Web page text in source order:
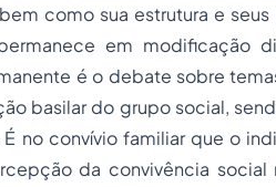
como sua estrutura e
em modificação
é o debate sobre
basilar do grupo social,
no convívio familiar que o
da convivência social